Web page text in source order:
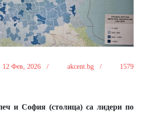
12 Фев, 2026 / akcent.bg / 1579
и София (столица) са лидери по